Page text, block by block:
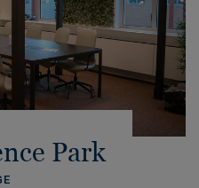
Park